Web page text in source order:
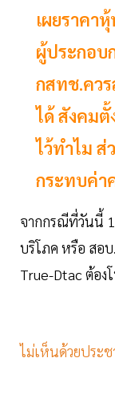
เผยราคา
ผู้ประกอบ
กสทช.ควร
ได้ สังคม
ไว้ทำไม ส่
กระทบค่า
จากกรณีที่วันนี้
บริโภค หรือ สอบ
True-Dtac ต้อง
ไม่เห็นด้วยประ